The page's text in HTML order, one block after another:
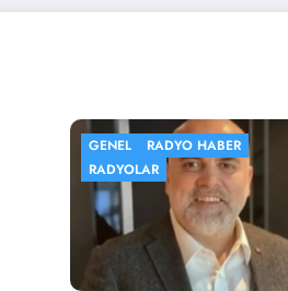
DJLER GENEL RADYOLAR